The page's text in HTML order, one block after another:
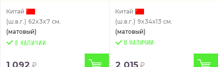
Китай
(ш.в.г.) 62x3x7 см.
(матовый)
Китай
(ш.в.г.) 9x34x13 см.
(матовый)
В НАЛИЧИИ